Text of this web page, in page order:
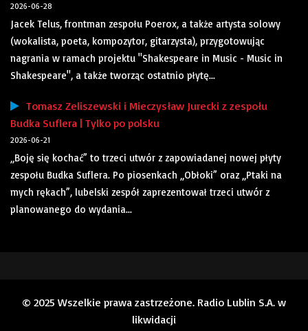
2026-06-28
Jacek Telus, frontman zespołu Poerox, a także artysta solowy
(wokalista, poeta, kompozytor, gitarzysta), przygotowując
nagrania w ramach projektu "Shakespeare in Music - Music in
Shakespeare", a także tworząc ostatnio płytę...
Tomasz Zeliszewski i Mieczysław Jurecki z zespołu
Budka Suflera | Tylko po polsku
2026-06-21
„Boję się kochać” to trzeci utwór z zapowiadanej nowej płyty
zespołu Budka Suflera. Po piosenkach „Obłoki” oraz „Ptaki na
mych rękach”, lubelski zespół zaprezentował trzeci utwór z
planowanego do wydania...
© 2025 Wszelkie prawa zastrzeżone. Radio Lublin S.A. w
likwidacji